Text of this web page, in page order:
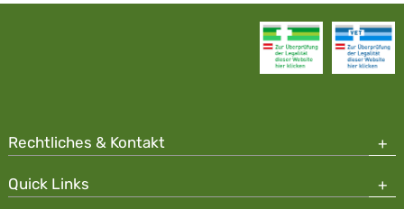
Rechtliches & Kontakt
Quick Links